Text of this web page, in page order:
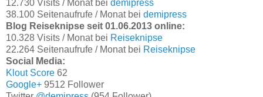
12.730 Visits / Monat bei demipress
38.100 Seitenaufrufe / Monat bei demipress
Blog Reiseknipse seit 01.06.2013 online:
10.328 Visits / Monat bei Reiseknipse
22.264 Seitenaufrufe / Monat bei Reiseknipse
Social Media:
Klout Score 62
Google+ 9512 Follower